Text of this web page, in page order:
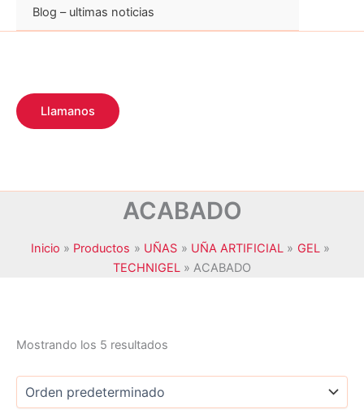
Blog – ultimas noticias
Llamanos
ACABADO
Inicio Productos UÑAS UÑA ARTIFICIAL
GEL
TECHNIGEL
ACABADO
JANSSEN COSMETICS
Mostrando los 5 resultados